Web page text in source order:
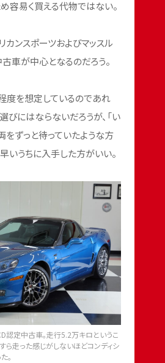
容易く買える代物ではない。
カンスポーツおよびマッスル
車が中心となるのだろう。
度を想定しているのであれ
びにはならないだろうが、「い
をずっと待っていたような方
いうちに入手した方がいい。
認定中古車。走行5.2万キロというこ
ら走った感じがしないほどコンディシ
。